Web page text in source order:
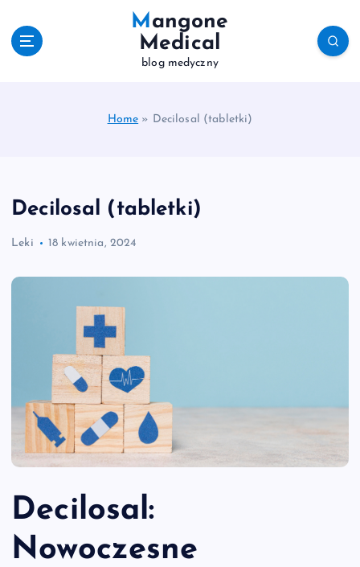
Mangone
Medical
blog medyczny
Home » Decilosal (tabletki)
Decilosal (tabletki)
Leki 18 kwietnia, 2024
Decilosal:
Nowoczesne